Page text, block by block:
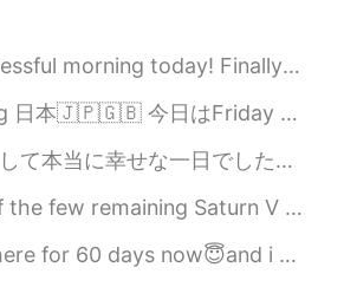
Finally both of my children are back to high school, and I'm o...
ごと早くしたのでDrinkします🍻 今日はなんだと日本のBeer!! It's my first time😂 そしてS...
しました 学生たちが緊張する時は平然のふりを楽しむように言ったが,演奏する瞬間に私が緊張しすぎて氷のように体を動かすのが大変で...
Saturn V rockets and it's on display as part of the visitors cen...
i am so grateful and thankful for everything and everyone he...